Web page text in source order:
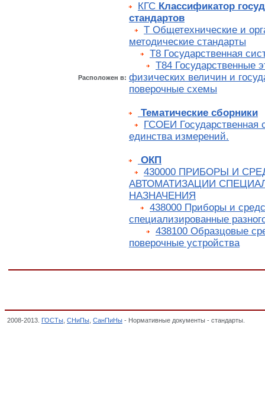
Расположен в:
КГС Классификатор
стандартов
Т Общетехнические и
методические стандарты
Т8 Государственная
Т84 Государственные
физических величин и
поверочные схемы
Тематические сборники
ГСОЕИ Государственная
единства измерений.
ОКП
430000 ПРИБОРЫ И
АВТОМАТИЗАЦИИ
НАЗНАЧЕНИЯ
438000 Приборы и
специализированные
438100 Образцовые
поверочные устройства
2008-2013. ГОСТы СНиПы СанПиНы - Нормативные документы - стандарты.